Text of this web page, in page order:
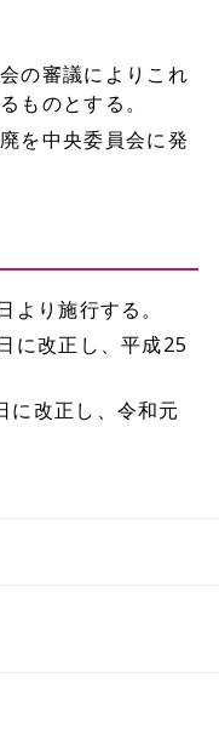
の審議によりこれ
ものとする。
を中央委員会に発
り施行する。
に改正し、平成25
に改正し、令和元